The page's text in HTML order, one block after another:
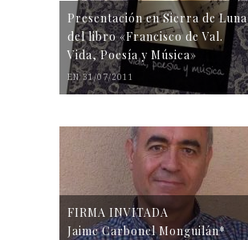
Presentación en Sierra de Luna
del libro «Francisco de Val.
Vida, Poesía y Música»
EN 31/07/2011
FIRMA INVITADA
Jaime Carbonel Monguilán*